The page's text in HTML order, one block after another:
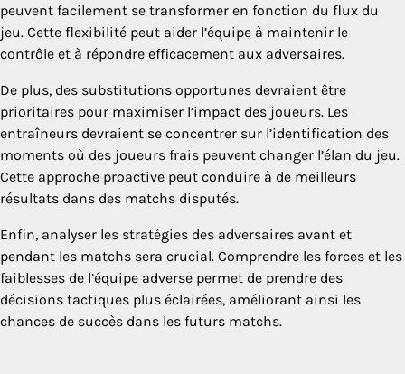
peuvent facilement se transformer en fonction du flux du
jeu. Cette flexibilité peut aider l’équipe à maintenir le
contrôle et à répondre efficacement aux adversaires.
De plus, des substitutions opportunes devraient être
prioritaires pour maximiser l’impact des joueurs. Les
entraîneurs devraient se concentrer sur l’identification des
moments où des joueurs frais peuvent changer l’élan du jeu.
Cette approche proactive peut conduire à de meilleurs
résultats dans des matchs disputés.
Enfin, analyser les stratégies des adversaires avant et
pendant les matchs sera crucial. Comprendre les forces et les
faiblesses de l’équipe adverse permet de prendre des
décisions tactiques plus éclairées, améliorant ainsi les
chances de succès dans les futurs matchs.